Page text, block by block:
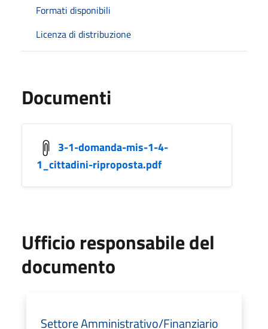
Formati disponibili
Licenza di distribuzione
Documenti
3-1-domanda-mis-1-4-
1_cittadini-riproposta.pdf
Ufficio responsabile del
documento
Settore Amministrativo/Finanziario